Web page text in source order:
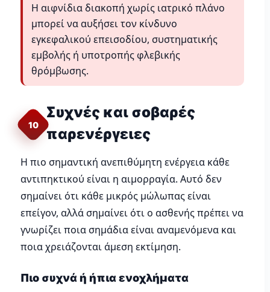
Η αιφνίδια διακοπή χωρίς ιατρικό πλάνο
μπορεί να αυξήσει τον κίνδυνο
εγκεφαλικού επεισοδίου, συστηματικής
εμβολής ή υποτροπής φλεβικής
θρόμβωσης.
10
Συχνές και σοβαρές
παρενέργειες
Η πιο σημαντική ανεπιθύμητη ενέργεια κάθε
αντιπηκτικού είναι η αιμορραγία. Αυτό δεν
σημαίνει ότι κάθε μικρός μώλωπας είναι
επείγον, αλλά σημαίνει ότι ο ασθενής πρέπει να
γνωρίζει ποια σημάδια είναι αναμενόμενα και
ποια χρειάζονται άμεση εκτίμηση.
Πιο συχνά ή ήπια ενοχλήματα